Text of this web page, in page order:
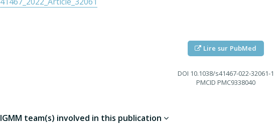
Lire sur PubMed
DOI 10.1038/s41467-022-32061-1
PMCID PMC9338040
IGMM team(s) involved in this publication